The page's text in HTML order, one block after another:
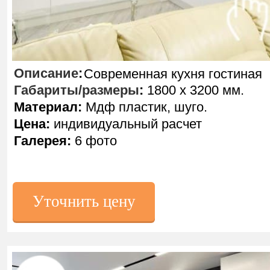
Современная кухня гостиная
Описание:
Габариты/размеры: 1800 х 3200 мм.
Материал: Мдф пластик, шуго.
Цена: индивидуальный расчет
Галерея: 6 фото
Уточнить цену